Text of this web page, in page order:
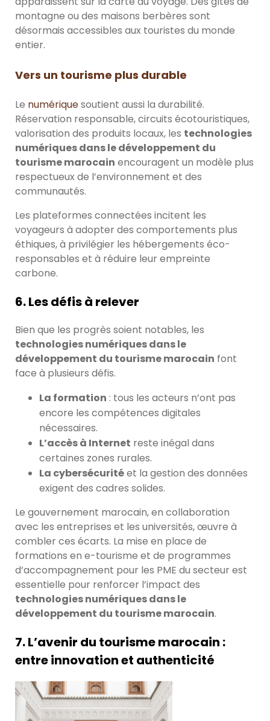
montagne ou des maisons berbères sont
désormais accessibles aux touristes du monde
entier.
Vers un tourisme plus durable
Le numériquesoutient aussi la durabilité.
Réservation responsable, circuits écotouristiques,
valorisation des produits locaux, les technologies
numériques dans le développement du
tourisme marocain encouragent un modèle plus
respectueux de l’environnement et des
communautés.
Les plateformes connectées incitent les
voyageurs à adopter des comportements plus
éthiques, à privilégier les hébergements éco-
responsables et à réduire leur empreinte
carbone.
6. Les défis à relever
Bien que les progrès soient notables, les
technologies numériques dans le
développement du tourisme marocain font
face à plusieurs défis.
La formation : tous les acteurs n’ont pas
encore les compétences digitales
nécessaires.
L’accès à Internet reste inégal dans
certaines zones rurales.
La cybersécuritéet la gestion des données
exigent des cadres solides.
Le gouvernement marocain, en collaboration
avec les entreprises et les universités, œuvre à
combler ces écarts. La mise en place de
formations en e-tourisme et de programmes
d’accompagnement pour les PME du secteur est
essentielle pour renforcer l’impact des
technologies numériques dans le
développement du tourisme marocain.
7. L’avenir du tourisme marocain :
entre innovation et authenticité